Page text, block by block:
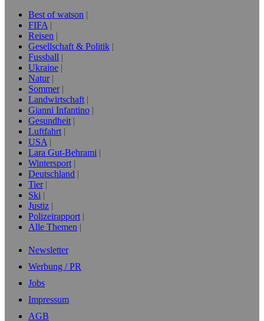
Best of watson
FIFA
Reisen
Gesellschaft & Politik
Fussball
Ukraine
Natur
Sommer
Landwirtschaft
Gianni Infantino
Gesundheit
Luftfahrt
USA
Lara Gut-Behrami
Wintersport
Deutschland
Tier
Ski
Justiz
Polizeirapport
Alle Themen
Newsletter
Werbung / PR
Jobs
Impressum
AGB